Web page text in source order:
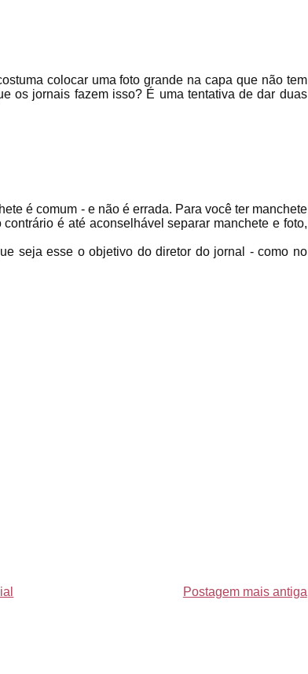
colocar uma foto grande na capa que não tem
os jornais fazem isso? É uma tentativa de dar duas
é comum - e não é errada. Para você ter manchete
é até aconselhável separar manchete e foto,
seja esse o objetivo do diretor do jornal - como no
Postagem mais antiga